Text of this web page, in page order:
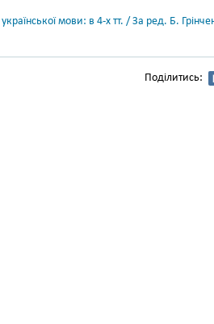
мови: в 4-х тт. / За ред. Б.
Поділитись: